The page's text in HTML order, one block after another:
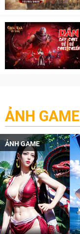
ẢNH GAME
ẢNH GAME